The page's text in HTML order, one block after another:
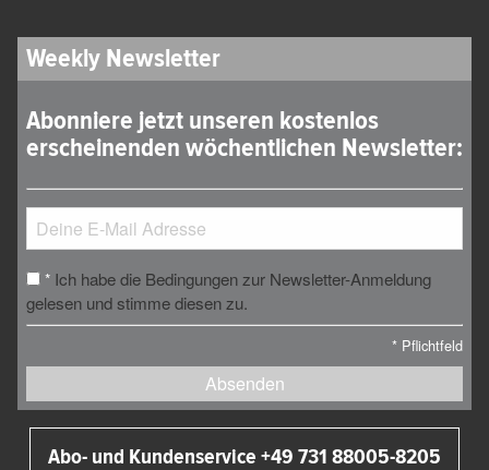
Weekly Newsletter
Abonniere jetzt unseren kostenlos
erscheinenden wöchentlichen Newsletter:
* Ich habe die Bedingungen zur Newsletter-Anmeldung
gelesen und stimme diesen zu.
* Pflichtfeld
Absenden
Abo- und Kundenservice +49 731 88005-8205